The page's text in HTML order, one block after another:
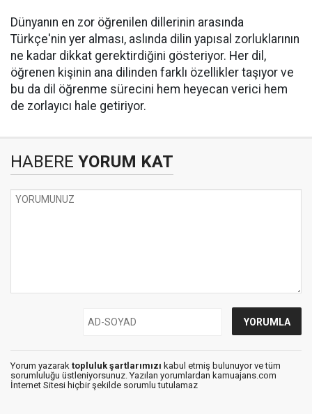
Dünyanın en zor öğrenilen dillerinin arasında
Türkçe'nin yer alması, aslında dilin yapısal zorluklarının
ne kadar dikkat gerektirdiğini gösteriyor. Her dil,
öğrenen kişinin ana dilinden farklı özellikler taşıyor ve
bu da dil öğrenme sürecini hem heyecan verici hem
de zorlayıcı hale getiriyor.
HABERE YORUM KAT
Yorum yazarak topluluk şartlarımızı kabul etmiş bulunuyor ve tüm
sorumluluğu üstleniyorsunuz. Yazılan yorumlardan kamuajans.com
İnternet Sitesi hiçbir şekilde sorumlu tutulamaz